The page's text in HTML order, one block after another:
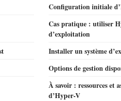
Configuration initiale
Cas pratique : utiliser
d’exploitation
Installer un système
Options de gestion
À savoir : ressources et
d’Hyper-V